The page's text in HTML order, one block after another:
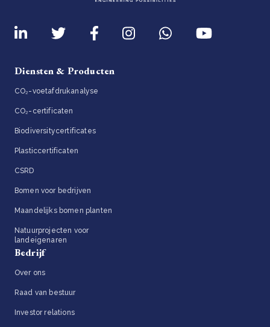
Diensten & Producten
CO₂-voetafdrukanalyse
CO₂-certificaten
Biodiversitycertificates
Plasticcertificaten
CSRD
Bomen voor bedrijven
Maandelijks bomen planten
Natuurprojecten voor
landeigenaren
Bedrijf
Over ons
Raad van bestuur
Investor relations